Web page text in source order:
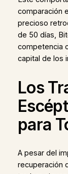
comparación
precioso
de 50 días,
competencia
capital de los
Los
para
A pesar del
recuperación